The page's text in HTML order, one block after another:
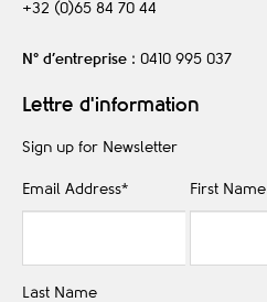
+32 (0)65 84 70 44
N° d’entreprise : 0410 995 037
Lettre d'information
Sign up for Newsletter
Email Address* First Name
Last Name